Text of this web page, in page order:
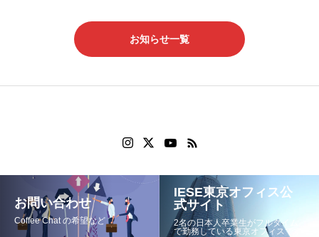
お知らせ一覧
お問い合わせ
Coffee Chat の希望など
IESE東京オフィス公
式サイト
2名の日本人卒業生がフルタイム
で勤務している東京オフィスです